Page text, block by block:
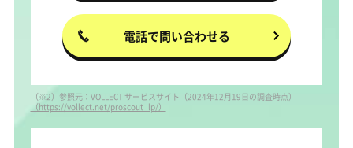
電話で問い合わせる
（※2）参照元：VOLLECT サービスサイト（2024年12月19日の調査時点）
（https://vollect.net/proscout_lp/）